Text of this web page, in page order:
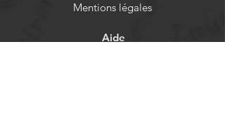
Mentions légales
Aide